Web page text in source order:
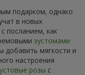
подарком, однако
в новых
посланием, как
эустомами
добавить мягкости и
настроения
розы с